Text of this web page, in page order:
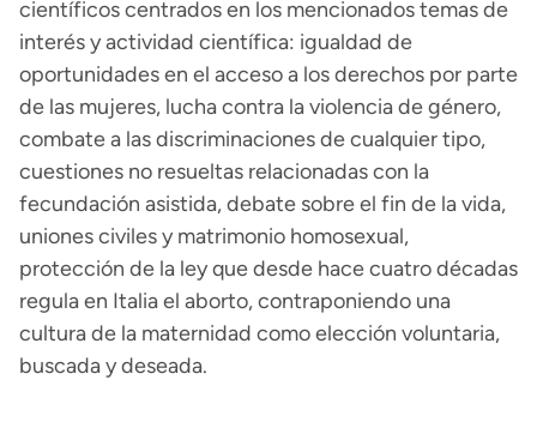
científicos centrados en los mencionados temas de
interés y actividad científica: igualdad de
oportunidades en el acceso a los derechos por parte
de las mujeres, lucha contra la violencia de género,
combate a las discriminaciones de cualquier tipo,
cuestiones no resueltas relacionadas con la
fecundación asistida, debate sobre el fin de la vida,
uniones civiles y matrimonio homosexual,
protección de la ley que desde hace cuatro décadas
regula en Italia el aborto, contraponiendo una
cultura de la maternidad como elección voluntaria,
buscada y deseada.